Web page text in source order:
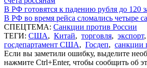
В РФ готовятся к падению рубля до 120
В РФ во время рейса сломались четыре
СПЕЦТЕМА: Санкции против России
ТЕГИ: США, Китай, торговля, экспорт,
госдепартамент США, Госдеп, санкции
Если вы заметили ошибку, выделите
нажмите Ctrl+Enter, чтобы сообщить об